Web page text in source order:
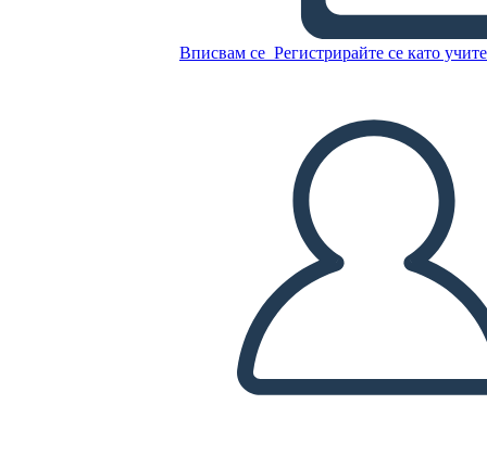
Вписвам се Регистрирайте се като
ПУСКАНЕ НА СЛАЙДШОУ
ЧЕТИ МИ